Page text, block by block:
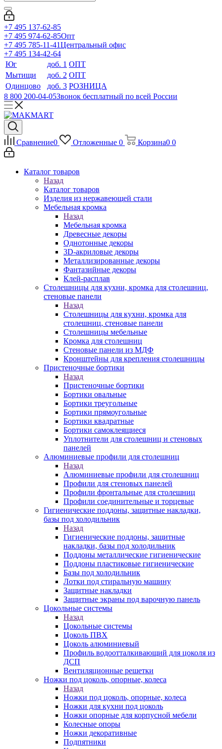
+7 495 137-62-85
+7 495 974-62-85Опт
+7 495 785-11-41Центральный офис
+7 495 134-42-64
Юг
доб. 1 ОПТ
Мытищи
доб. 2 ОПТ
Одинцово
доб. 3 РОЗНИЦА
8 800 200-04-05Звонок бесплатный по всей России
Сравнение0 Отложенные 0 Корзина0 0
Каталог товаров
Назад
Каталог товаров
Изделия из нержавеющей стали
Мебельная кромка
Назад
Мебельная кромка
Древесные декоры
Однотонные декоры
3D-акриловые декоры
Металлизированные декоры
Фантазийные декоры
Клей-расплав
Столешницы для кухни, кромка для столешниц,
стеновые панели
Назад
Столешницы для кухни, кромка для
столешниц, стеновые панели
Столешницы мебельные
Кромка для столешниц
Стеновые панели из МДФ
Кронштейны для крепления столешницы
Пристеночные бортики
Назад
Пристеночные бортики
Бортики овальные
Бортики треугольные
Бортики прямоугольные
Бортики квадратные
Бортики самоклеящиеся
Уплотнители для столешниц и стеновых
панелей
Алюминиевые профили для столешниц
Назад
Алюминиевые профили для столешниц
Профили для стеновых панелей
Профили фронтальные для столешниц
Профили соединительные и торцевые
Гигиенические поддоны, защитные накладки,
базы под холодильник
Назад
Гигиенические поддоны, защитные
накладки, базы под холодильник
Поддоны металлические гигиенические
Поддоны пластиковые гигиенические
Базы под холодильник
Лотки под стиральную машину
Защитные накладки
Защитные экраны под варочную панель
Цокольные системы
Назад
Цокольные системы
Цоколь ПВХ
Цоколь алюминиевый
Профиль водоотталкивающий для цоколя из
ДСП
Вентиляционные решетки
Ножки под цоколь, опорные, колеса
Назад
Ножки под цоколь, опорные, колеса
Ножки для кухни под цоколь
Ножки опорные для корпусной мебели
Колесные опоры
Ножки декоративные
Подпятники